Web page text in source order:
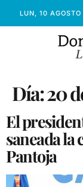
LUN, 10
Día:20
El
saneada la
Pantoja